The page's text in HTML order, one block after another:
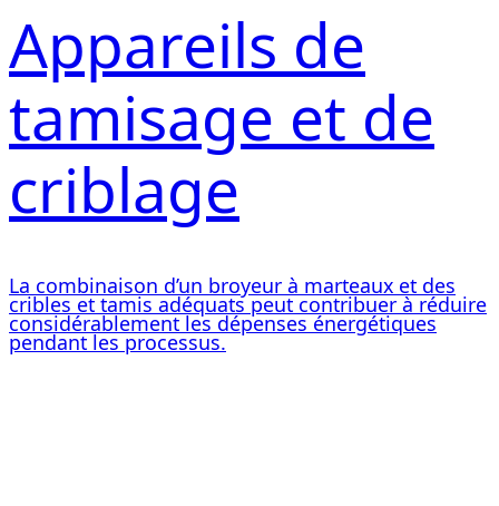
Appareils de
tamisage et de
criblage
La combinaison d’un broyeur à marteaux et des
cribles et tamis adéquats peut contribuer à réduire
considérablement les dépenses énergétiques
pendant les processus.